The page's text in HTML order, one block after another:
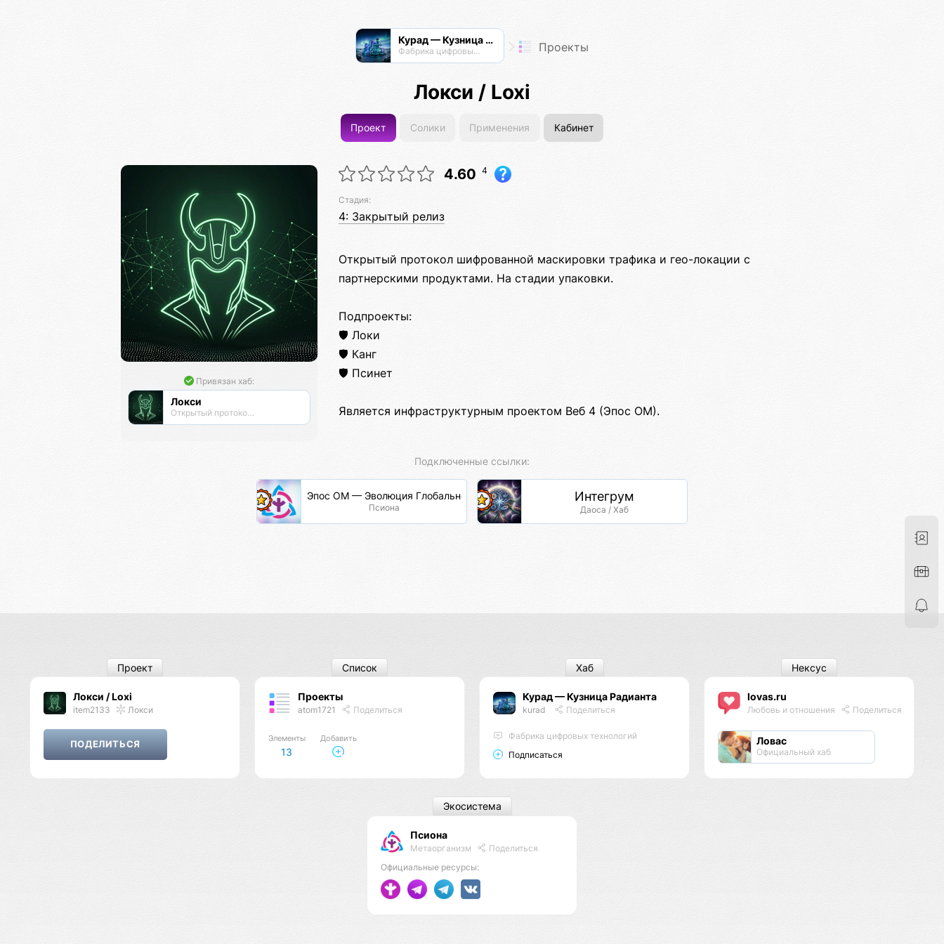
Курад — Кузница Радианта
Фабрика цифровых технологий Проекты
Локси / Loxi
Проект Солики Применения Кабинет
Привязан хаб:
Локси
4.60 4
Стадия:
4: Закрытый релиз
Открытый протокол шифрованной маскировки трафика и гео-локации с
партнерскими продуктами. На стадии упаковки.
Подпроекты:
🛡️ Локи
🛡️ Канг
🛡️ Псинет
Является инфраструктурным проектом Веб 4 (Эпос ОМ).
Подключенные ссылки:
Эпос ОМ — Эволюция Глобальной Сети
Псиона
Интегрум
Даоса / Хаб
Локси / Loxi
item2133 Локси
Проект
Проекты
atom1721 Поделиться
Элементы
13
Добавить
Список
Курад — Кузница Радианта
kurad Поделиться
Фабрика цифровых технологий
Подписаться
Хаб
lovas.ru
Любовь и отношения Поделиться
Ловас
Официальный хаб
Нексус
Псиона
Метаорганизм
Поделиться
Официальные ресурсы:
Экосистема